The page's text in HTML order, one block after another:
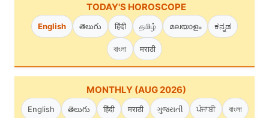
TODAY'S HOROSCOPE
English తెలుగు हिंदी தமிழ் മലയാളം ಕನ್ನಡ
বাংলা मराठी
MONTHLY (AUG 2026)
English తెలుగు हिंदी मराठी ગુજરાતી ਪੰਜਾਬੀ বাংলা